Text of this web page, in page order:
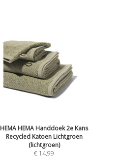
HEMA HEMA Handdoek 2e Kans
Recycled Katoen Lichtgroen
(lichtgroen)
€ 14,99